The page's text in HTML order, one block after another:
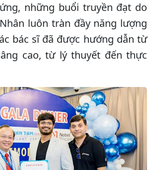
những buổi truyền đạt do
luôn tràn đầy năng lượng
bác sĩ đã được hướng dẫn từ
cao, từ lý thuyết đến thực